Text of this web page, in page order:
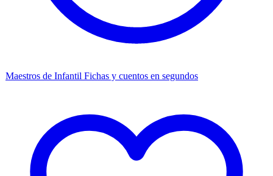
Maestros de Infantil Fichas y cuentos en segundos